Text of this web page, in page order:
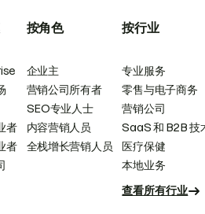
者
者
按角色
企业主
营销公司所有者
SEO专业人士
内容营销人员
全栈增长营销人员
按行业
专业服务
零售与电子商务
营销公司
SaaS 和 B2B 技
医疗保健
本地业务
查看所有行业